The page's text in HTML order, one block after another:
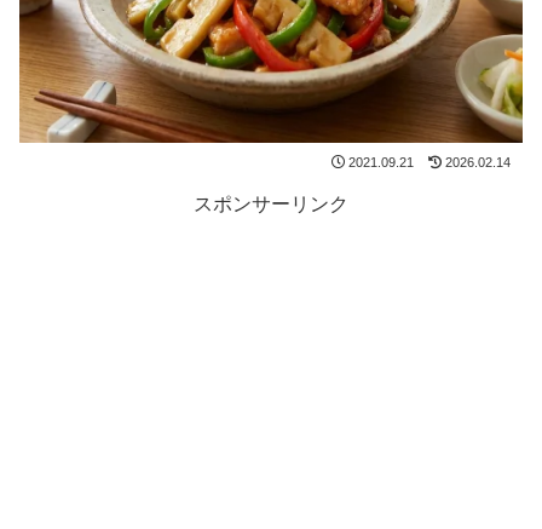
2021.09.21 2026.02.14
スポンサーリンク